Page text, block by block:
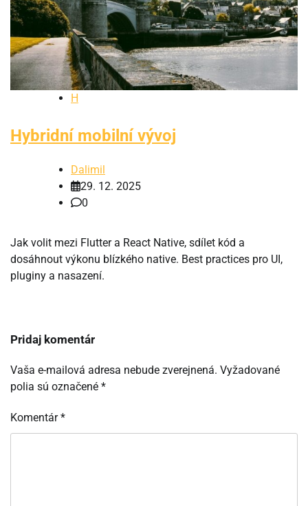
H
Hybridní mobilní vývoj
Dalimil
29. 12. 2025
0
Jak volit mezi Flutter a React Native, sdílet kód a
dosáhnout výkonu blízkého native. Best practices pro UI,
pluginy a nasazení.
Pridaj komentár
Vaša e-mailová adresa nebude zverejnená. Vyžadované
polia sú označené *
Komentár*